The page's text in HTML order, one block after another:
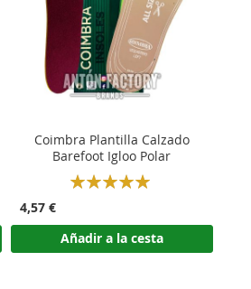
Coimbra Plantilla Calzado
Barefoot Igloo Polar
Rating:
4,57 €
Añadir a la cesta